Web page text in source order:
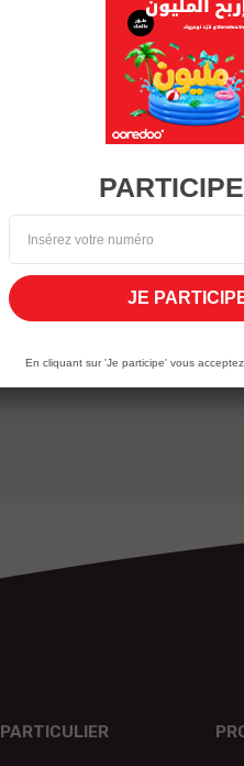
votre
PARTICULIER
JE
En cliquant sur 'Je participe' vous acceptez